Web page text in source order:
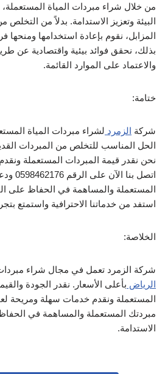
من خلال شراء مبردات المياة
البيئة وتعزيز الاستدامة. بدلاً من التخلص
المزابل، نقوم بإعادة استخدامها
بذلك، نحقق فوائد بيئية واقتصادية عن
والاعتماد على الموارد القائمة.
ختامة:
شركة الزمرد لشراء مبردات المياة
الحل المناسب للتخلص من المبردات
نحن نقدر قيمة المبردات المستعملة
اتصل
المستعملة والمساهمة في الحفاظ على
استفد من خدماتنا الاحترافية واستمتع
الخلاصة:
شركة الزمرد تعمل في مجال شراء
الرياض بأعلى الأسعار. نقدر الجودة
المستعملة ونقدم خدمات سهلة ومريحة
مبردتك المستعملة والمساهمة في الحفاظ
الاستدامة.